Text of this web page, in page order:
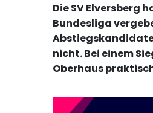
Die SV Elversberg
Bundesliga
nicht. Bei einem
Oberhaus